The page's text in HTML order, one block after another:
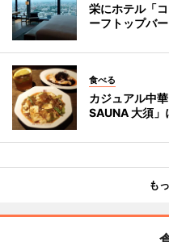
栄にホテル「
ーフトップバ
食べる
カジュアル中
SAUNA 大須」
も